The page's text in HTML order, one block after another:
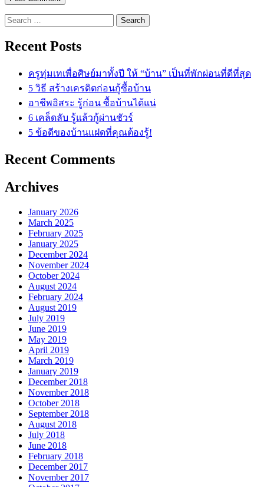
Search
for:
Recent Posts
ครูทุ่มเทเพื่อศิษย์มาทั้งปี ให้ “บ้าน” เป็นที่พักผ่อนที่ดีที่สุด
5 วิธี สร้างเครดิตก่อนกู้ซื้อบ้าน
อาชีพอิสระ รู้ก่อน ซื้อบ้านได้แน่
6 เคล็ดลับ รู้แล้วกู้ผ่านชัวร์
5 ข้อดีของบ้านแฝดที่คุณต้องรู้!
Recent Comments
Archives
January 2026
March 2025
February 2025
January 2025
December 2024
November 2024
October 2024
August 2024
February 2024
August 2019
July 2019
June 2019
May 2019
April 2019
March 2019
January 2019
December 2018
November 2018
October 2018
September 2018
August 2018
July 2018
June 2018
February 2018
December 2017
November 2017